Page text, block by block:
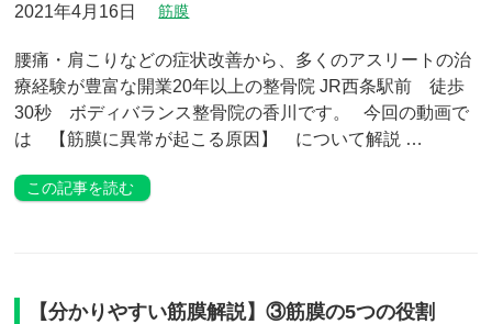
2021年4月16日 筋膜
腰痛・肩こりなどの症状改善から、多くのアスリートの治
療経験が豊富な開業20年以上の整骨院 JR西条駅前 徒歩
30秒 ボディバランス整骨院の香川です。 今回の動画で
は 【筋膜に異常が起こる原因】 について解説 …
この記事を読む
【分かりやすい筋膜解説】③筋膜の5つの役割